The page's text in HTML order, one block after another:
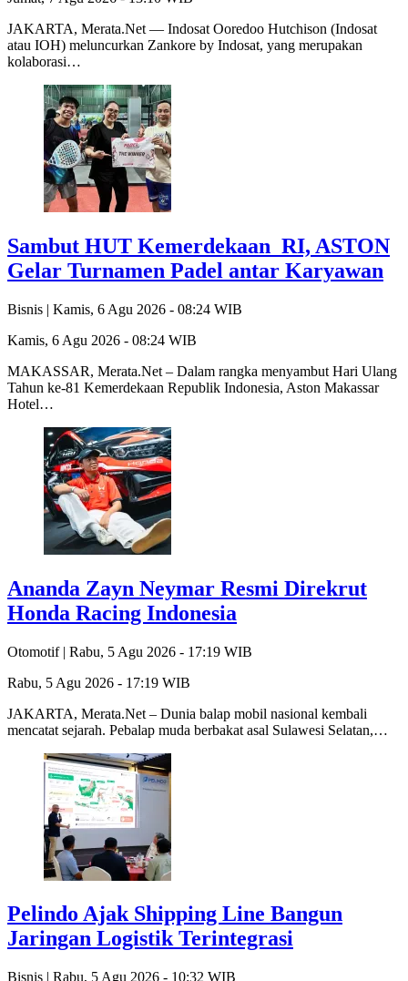
JAKARTA, Merata.Net — Indosat Ooredoo Hutchison (Indosat
atau IOH) meluncurkan Zankore by Indosat, yang merupakan
kolaborasi…
Sambut HUT Kemerdekaan RI, ASTON
Gelar Turnamen Padel antar Karyawan
Bisnis | Kamis, 6 Agu 2026 - 08:24 WIB
Kamis, 6 Agu 2026 - 08:24 WIB
MAKASSAR, Merata.Net – Dalam rangka menyambut Hari Ulang
Tahun ke-81 Kemerdekaan Republik Indonesia, Aston Makassar
Hotel…
Ananda Zayn Neymar Resmi Direkrut
Honda Racing Indonesia
Otomotif | Rabu, 5 Agu 2026 - 17:19 WIB
Rabu, 5 Agu 2026 - 17:19 WIB
JAKARTA, Merata.Net – Dunia balap mobil nasional kembali
mencatat sejarah. Pebalap muda berbakat asal Sulawesi Selatan,…
Pelindo Ajak Shipping Line Bangun
Jaringan Logistik Terintegrasi
Bisnis | Rabu, 5 Agu 2026 - 10:32 WIB